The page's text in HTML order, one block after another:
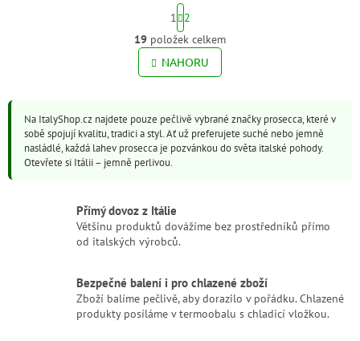
svěží...
O
v
l
a
c
í
y
v
i
s
u
S
t
r
á
n
k
á
n
í
1
2
19 položek celkem
NAHORU
Na ItalyShop.cz najdete pouze pečlivě vybrané značky prosecca, které v
sobě spojují kvalitu, tradici a styl. Ať už preferujete suché nebo jemně
nasládlé, každá lahev prosecca je pozvánkou do světa italské pohody.
Otevřete si Itálii – jemně perlivou.
Přímý dovoz z Itálie
Většinu produktů dovážíme bez prostředníků přímo
od italských výrobců.
Bezpečné balení i pro chlazené zboží
Zboží balíme pečlivě, aby dorazilo v pořádku. Chlazené
produkty posíláme v termoobalu s chladicí vložkou.